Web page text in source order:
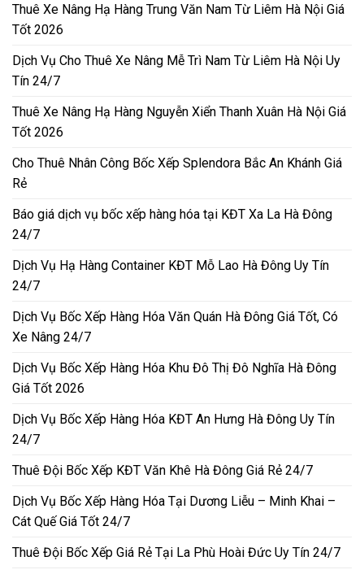
Thuê Xe Nâng Hạ Hàng Trung Văn Nam Từ Liêm Hà Nội Giá
Tốt 2026
Dịch Vụ Cho Thuê Xe Nâng Mễ Trì Nam Từ Liêm Hà Nội Uy
Tín 24/7
Thuê Xe Nâng Hạ Hàng Nguyễn Xiển Thanh Xuân Hà Nội Giá
Tốt 2026
Cho Thuê Nhân Công Bốc Xếp Splendora Bắc An Khánh Giá
Rẻ
Báo giá dịch vụ bốc xếp hàng hóa tại KĐT Xa La Hà Đông
24/7
Dịch Vụ Hạ Hàng Container KĐT Mỗ Lao Hà Đông Uy Tín
24/7
Dịch Vụ Bốc Xếp Hàng Hóa Văn Quán Hà Đông Giá Tốt, Có
Xe Nâng 24/7
Dịch Vụ Bốc Xếp Hàng Hóa Khu Đô Thị Đô Nghĩa Hà Đông
Giá Tốt 2026
Dịch Vụ Bốc Xếp Hàng Hóa KĐT An Hưng Hà Đông Uy Tín
24/7
Thuê Đội Bốc Xếp KĐT Văn Khê Hà Đông Giá Rẻ 24/7
Dịch Vụ Bốc Xếp Hàng Hóa Tại Dương Liễu – Minh Khai –
Cát Quế Giá Tốt 24/7
Thuê Đội Bốc Xếp Giá Rẻ Tại La Phù Hoài Đức Uy Tín 24/7